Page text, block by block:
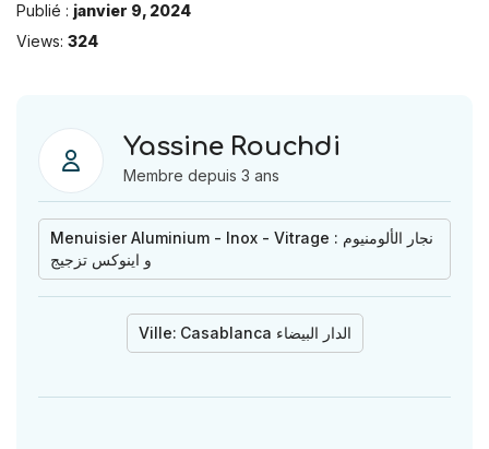
Publié : janvier 9, 2024
Views: 324
Yassine Rouchdi
Membre depuis 3 ans
Menuisier Aluminium - Inox - Vitrage : نجار الألومنيوم
و اينوكس تزجيج
Ville: Casablanca الدار البيضاء